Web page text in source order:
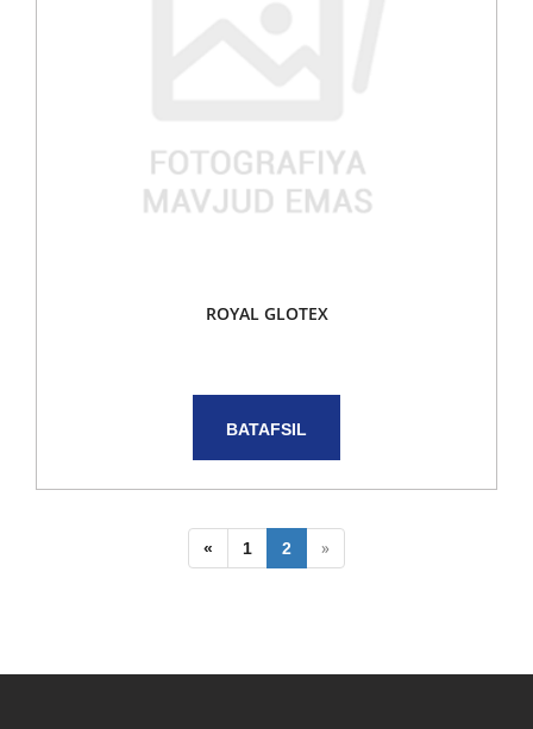
ROYAL GLOTEX
BATAFSIL
« 1 2 »